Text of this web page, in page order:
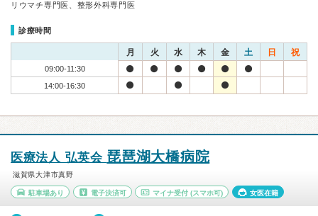
リウマチ専門医、整形外科専門医
診療時間
月 火 水 木 金 土 日 祝
09:00-11:30
14:00-16:30
医療法人 弘英会 琵琶湖大橋病院
滋賀県大津市真野
駐車場あり 電子決済可 マイナ受付 (スマホ可) 女医在籍